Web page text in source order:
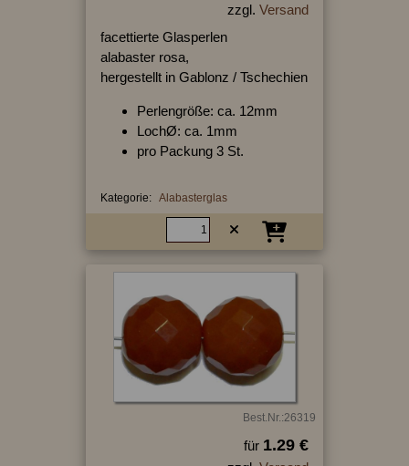
zzgl. Versand
facettierte Glasperlen
alabaster rosa,
hergestellt in Gablonz / Tschechien
Perlengröße: ca. 12mm
LochØ: ca. 1mm
pro Packung 3 St.
Kategorie: Alabasterglas
Best.Nr.:26319
für 1.29 €